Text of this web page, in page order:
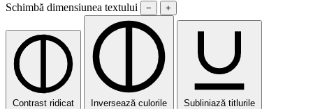
Schimbă dimensiunea textului − +
Contrast ridicat Inversează culorile Subliniază titlurile